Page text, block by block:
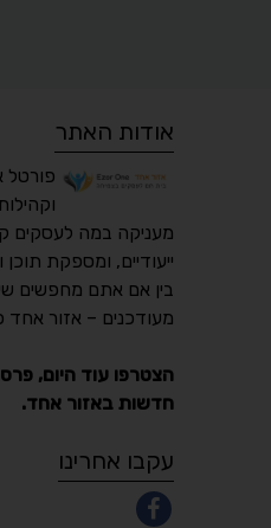
אודות האתר
פורטל
מעניקה במה לעסקים
ייעודיים, ומספקת
בין אם אתם מחפשים
מעודכנים – אזור אחד
הצטרפו עוד היום,
חדשות באזור אחד.
עקבו אחרינו